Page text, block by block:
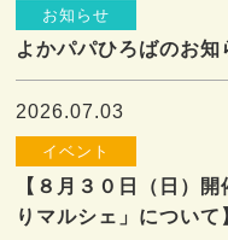
お知らせ
よかパパひろばのお知
2026.07.03
イベント
【８月３０日（日）
りマルシェ」について